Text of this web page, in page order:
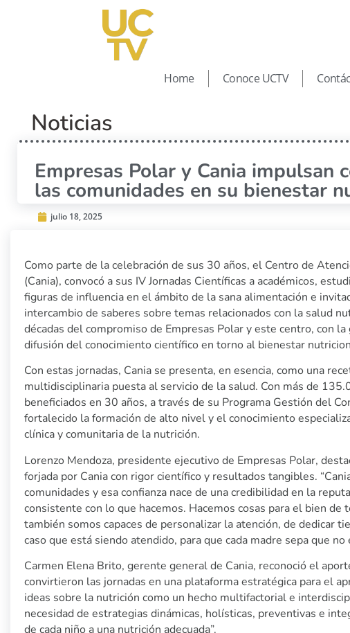
Home Conoce UCTV
Noticias
Empresas Polar y Cania impulsan
las comunidades en su bienestar
julio 18, 2025
Como parte de la celebración de sus 30 años, el Centro de
(Cania), convocó a sus IV Jornadas Científicas a académicos,
figuras de influencia en el ámbito de la sana alimentación e
intercambio de saberes sobre temas relacionados con la salud
décadas del compromiso de Empresas Polar y este centro, con
difusión del conocimiento científico en torno al bienestar
Con estas jornadas, Cania se presenta, en esencia, como una
multidisciplinaria puesta al servicio de la salud. Con más de
beneficiados en 30 años, a través de su Programa Gestión del
fortalecido la formación de alto nivel y el conocimiento
clínica y comunitaria de la nutrición.
Lorenzo Mendoza, presidente ejecutivo de Empresas Polar,
forjada por Cania con rigor científico y resultados tangibles.
comunidades y esa confianza nace de una credibilidad en la
consistente con lo que hacemos. Hacemos cosas para el bien de
también somos capaces de personalizar la atención, de dedicar
caso que está siendo atendido, para que cada madre sepa que no
Carmen Elena Brito, gerente general de Cania, reconoció el
convirtieron las jornadas en una plataforma estratégica para el
ideas sobre la nutrición como un hecho multifactorial e
necesidad de estrategias dinámicas, holísticas, preventivas e
de cada niño a una nutrición adecuada”.